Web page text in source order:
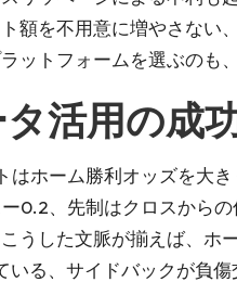
額を不用意に増やさない
ットフォームを選ぶのも、
活用の成
ホーム勝利オッズを大
0.2、先制はクロスから
うした文脈が揃えば、ホ
る、サイドバックが負